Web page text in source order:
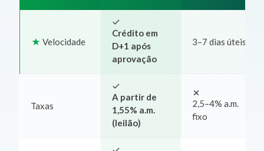
Velocidade
Crédito em
D+1 após
aprovação
3–7 dias úteis
Taxas
A partir de
1,55% a.m.
(leilão)
2,5–4% a.m.
fixo